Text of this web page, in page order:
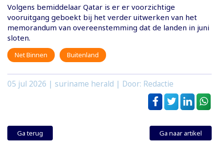
Volgens bemiddelaar Qatar is er er voorzichtige
vooruitgang geboekt bij het verder uitwerken van het
memorandum van overeenstemming dat de landen in juni
sloten.
Net Binnen Buitenland
05 jul 2026 | suriname herald | Door: Redactie
Ga terug Ga naar artikel